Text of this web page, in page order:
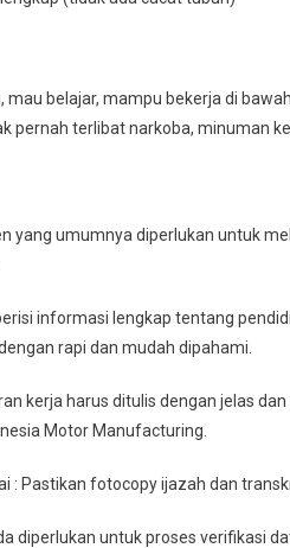
mau belajar, mampu bekerja di
pernah terlibat narkoba, minuman
yang umumnya diperlukan untuk
informasi lengkap tentang
rapi dan mudah dipahami.
kerja harus ditulis dengan jelas
Motor Manufacturing.
: Pastikan fotocopy ijazah dan
diperlukan untuk proses verifikasi